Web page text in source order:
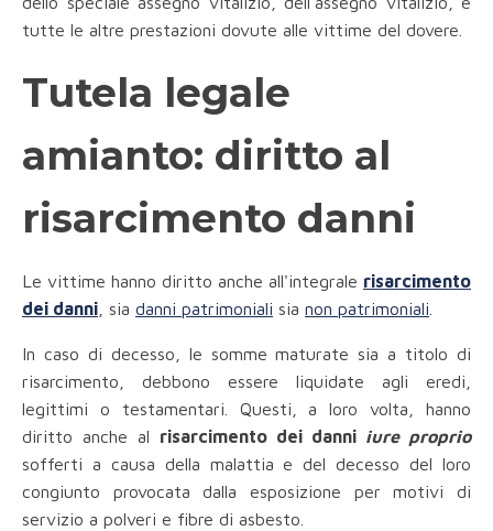
tutte le altre prestazioni dovute alle vittime del dovere.
Tutela legale
amianto: diritto al
risarcimento danni
Le vittime hanno diritto anche all'integrale risarcimento
dei danni , sia danni patrimoniali sia non patrimoniali
In caso di decesso, le somme maturate sia a titolo di
risarcimento, debbono essere liquidate agli eredi,
legittimi o testamentari. Questi, a loro volta, hanno
diritto anche al risarcimento dei danni iure proprio
sofferti a causa della malattia e del decesso del loro
congiunto provocata dalla esposizione per motivi di
servizio a polveri e fibre di asbesto.